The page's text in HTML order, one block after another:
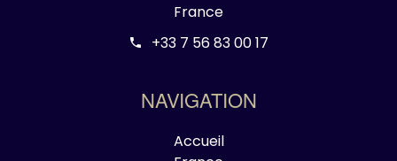
France
+33 7 56 83 00 17
NAVIGATION
Accueil